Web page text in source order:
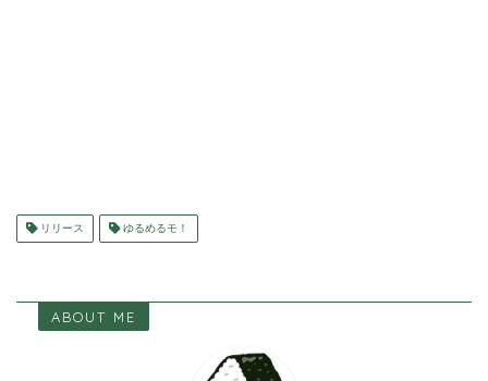
リリース ゆるめるモ！
ABOUT ME